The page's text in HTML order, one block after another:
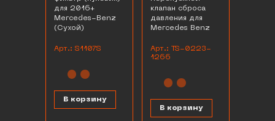
для 2016+
Mercedes-Benz
(Сухой)
Арт.: S1107S
В корзину
клапан сброса
давления для
Mercedes Benz
Арт.: TS-0223-
1266
В корзину